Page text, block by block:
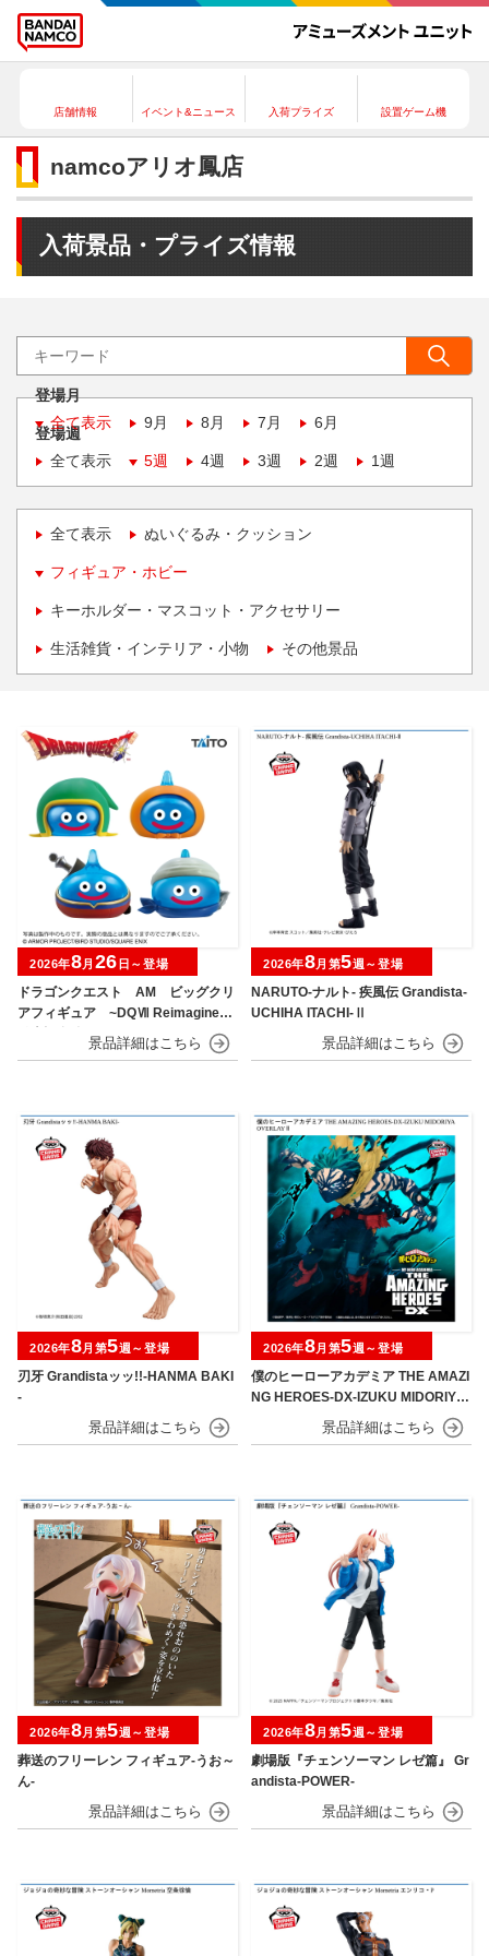
店舗情報 イベント&ニュース 入荷プライズ 設置ゲーム機
namcoアリオ鳳店
入荷景品・プライズ情報
登場月
全て表示
9月 8月 7月 6月
登場週
全て表示
5週 4週 3週 2週 1週
全て表示 ぬいぐるみ・クッション
フィギュア・ホビー
キーホルダー・マスコット・アクセサリー
生活雑貨・インテリア・小物 その他景品
ドラゴンクエスト AM ビッグクリ
アフィギュア ~DQⅦ Reimagined
発売記念編~
2026年8月 26 日～登場
NARUTO-ナルト- 疾風伝 Grandista-
UCHIHA ITACHI-Ⅱ
2026年8月第5週～登場
刃牙 Grandistaッッ!!-HANMA BAKI
-
2026年8月第5週～登場
僕のヒーローアカデミア THE AMAZI
NG HEROES-DX-IZUKU MIDORIYA
OVERLAY Ⅱ
2026年8月第5週～登場
葬送のフリーレン フィギュア-うお～
ん-
2026年8月第5週～登場
劇場版『チェンソーマン レゼ篇』 Gr
andista-POWER-
2026年8月第5週～登場